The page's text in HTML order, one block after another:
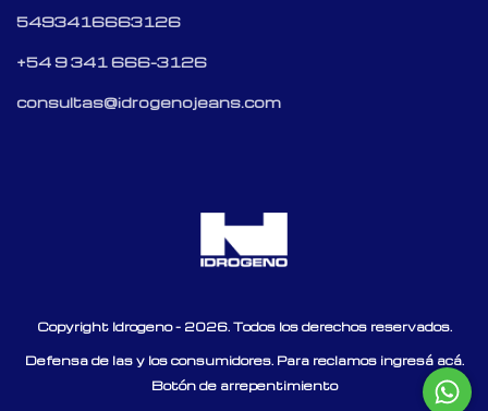
5493416663126
+54 9 341 666-3126
consultas@idrogenojeans.com
Copyright Idrogeno - 2026. Todos los derechos reservados.
Defensa de las y los consumidores. Para reclamos ingresá acá.
Botón de arrepentimiento